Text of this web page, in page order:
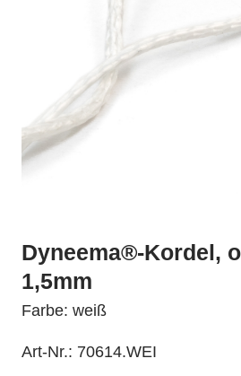
Dyneema®-Kordel,
1,5mm
Farbe: weiß
Art-Nr.: 70614.WEI